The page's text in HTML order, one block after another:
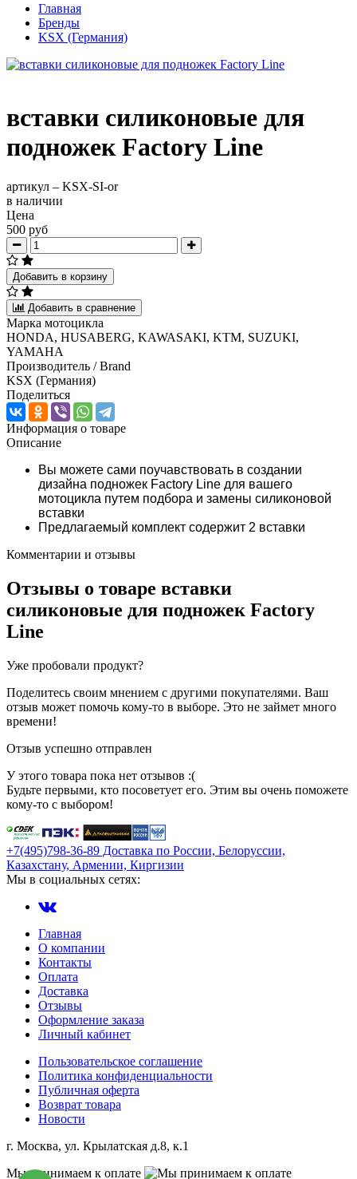
Главная
Бренды
KSX (Германия)
вставки силиконовые для
подножек Factory Line
артикул – KSX-SI-or
в наличии
Цена
500 руб
Добавить в корзину
Добавить в сравнение
Марка мотоцикла
HONDA, HUSABERG, KAWASAKI, KTM, SUZUKI,
YAMAHA
Производитель / Brand
KSX (Германия)
Поделиться
Информация о товаре
Описание
Вы можете сами поучавствовать в создании
дизайна подножек Factory Line для вашего
мотоцикла путем подбора и замены силиконовой
вставки
Предлагаемый комплект содержит 2 вставки
Комментарии и отзывы
Отзывы о товаре вставки
силиконовые для подножек Factory
Line
Уже пробовали продукт?
Поделитесь своим мнением с другими покупателями. Ваш
отзыв может помочь кому-то в выборе. Это не займет много
времени!
Отзыв успешно отправлен
У этого товара пока нет отзывов :(
Будьте первыми, кто посоветует его. Этим вы очень поможете
кому-то с выбором!
+7(495)798-36-89 Доставка по России, Белоруссии,
Казахстану, Армении, Киргизии
Мы в социальных сетях:
Главная
О компании
Контакты
Оплата
Доставка
Отзывы
Оформление заказа
Личный кабинет
Пользовательское соглашение
Политика конфиденциальности
Публичная оферта
Возврат товара
Новости
г. Москва, ул. Крылатская д.8, к.1
Мы принимаем к оплате